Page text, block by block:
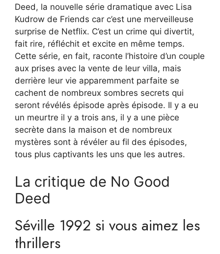
Deed, la nouvelle série dramatique avec Lisa
Kudrow de Friends car c’est une merveilleuse
surprise de Netflix. C’est un crime qui divertit,
fait rire, réfléchit et excite en même temps.
Cette série, en fait, raconte l’histoire d’un couple
aux prises avec la vente de leur villa, mais
derrière leur vie apparemment parfaite se
cachent de nombreux sombres secrets qui
seront révélés épisode après épisode. Il y a eu
un meurtre il y a trois ans, il y a une pièce
secrète dans la maison et de nombreux
mystères sont à révéler au fil des épisodes,
tous plus captivants les uns que les autres.
La critique de No Good
Deed
Séville 1992 si vous aimez les
thrillers